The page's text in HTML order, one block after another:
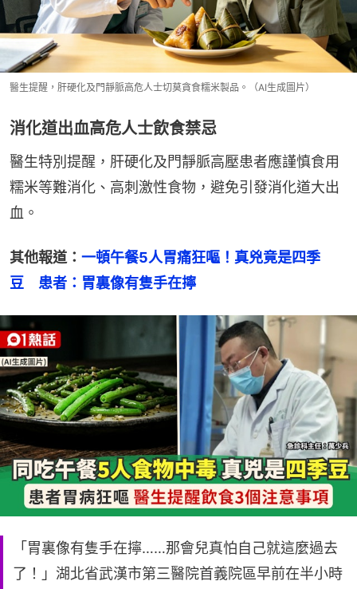
醫生提醒，肝硬化及門靜脈高危人士切莫貪食糯米製品。（AI生成圖片）
消化道出血高危人士飲食禁忌
醫生特別提醒，肝硬化及門靜脈高壓患者應謹慎食用
糯米等難消化、高刺激性食物，避免引發消化道大出
血。
其他報道： 一頓午餐5人胃痛狂嘔！真兇竟是四季
豆　患者：胃裏像有隻手在擰
「胃裏像有隻手在擰……那會兒真怕自己就這麼過去
了！」湖北省武漢市第三醫院首義院區早前在半小時